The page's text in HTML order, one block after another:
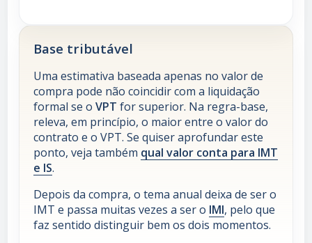
Base tributável
Uma estimativa baseada apenas no valor de
compra pode não coincidir com a liquidação
formal se o VPT for superior. Na regra-base,
releva, em princípio, o maior entre o valor do
contrato e o VPT. Se quiser aprofundar este
ponto, veja também qual valor conta para IMT
e IS.
Depois da compra, o tema anual deixa de ser o
IMT e passa muitas vezes a ser o IMI, pelo que
faz sentido distinguir bem os dois momentos.